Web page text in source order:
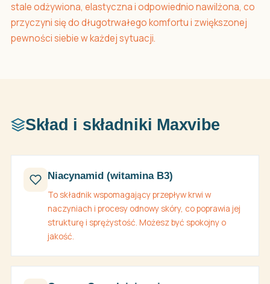
stale odżywiona, elastyczna i odpowiednio nawilżona, co
przyczyni się do długotrwałego komfortu i zwiększonej
pewności siebie w każdej sytuacji.
Skład i składniki Maxvibe
Niacynamid (witamina B3)
To składnik wspomagający przepływ krwi w
naczyniach i procesy odnowy skóry, co poprawia jej
strukturę i sprężystość. Możesz być spokojny o
jakość.